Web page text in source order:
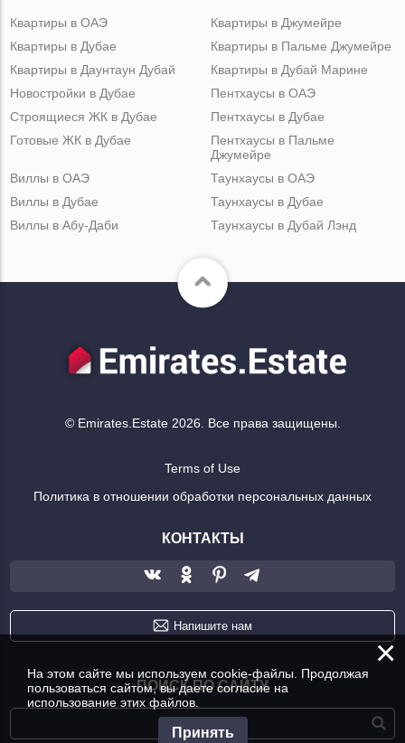
Квартиры в ОАЭ
Квартиры в Дубае
Квартиры в Даунтаун Дубай
Квартиры в Джумейре
Квартиры в Пальме Джумейре
Квартиры в Дубай Марине
Новостройки в Дубае
Строящиеся ЖК в Дубае
Готовые ЖК в Дубае
Пентхаусы в ОАЭ
Пентхаусы в Дубае
Пентхаусы в Пальме
Джумейре
Виллы в ОАЭ
Виллы в Дубае
Виллы в Абу-Даби
Таунхаусы в ОАЭ
Таунхаусы в Дубае
Таунхаусы в Дубай Лэнд
© Emirates.Estate 2026. Все права защищены.
Terms of Use
Политика в отношении обработки персональных данных
КОНТАКТЫ
Напишите нам
ПОИСК ПО САЙТУ
×
На этом сайте мы используем cookie-файлы. Продолжая
пользоваться сайтом, вы даете согласие на
использование этих файлов.
Принять